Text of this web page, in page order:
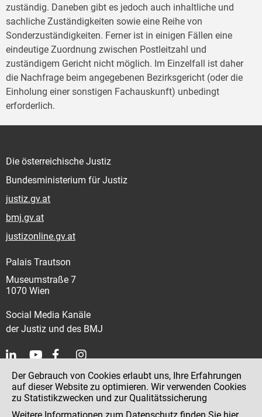
zuständig. Daneben gibt es jedoch auch inhaltliche und
sachliche Zuständigkeiten sowie eine Reihe von
Sonderzuständigkeiten. Ferner ist in einigen Fällen eine
eindeutige Zuordnung zwischen Postleitzahl und
zuständigem Gericht nicht möglich. Im Einzelfall ist daher
die Nachfrage beim angegebenen Bezirksgericht (oder die
Einholung einer sonstigen Fachauskunft) unbedingt
erforderlich.
Die österreichische Justiz
Bundesministerium für Justiz
justiz.gv.at
bmj.gv.at
justizonline.gv.at
Palais Trautson
Museumstraße 7
1070 Wien
Social Media Kanäle
der Justiz und des BMJ
Kontakt
Impressum
Der Gebrauch von Cookies erlaubt uns, Ihre Erfahrungen
auf dieser Website zu optimieren. Wir verwenden Cookies
zu Statistikzwecken und zur Qualitätssicherung